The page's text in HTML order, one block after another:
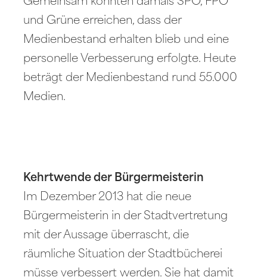
und Grüne erreichen, dass der
Medienbestand erhalten blieb und eine
personelle Verbesserung erfolgte. Heute
beträgt der Medienbestand rund 55.000
Medien.
Kehrtwende der Bürgermeisterin
Im Dezember 2013 hat die neue
Bürgermeisterin in der Stadtvertretung
mit der Aussage überrascht, die
räumliche Situation der Stadtbücherei
müsse verbessert werden. Sie hat damit